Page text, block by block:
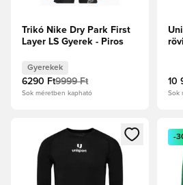
Trikó Nike Dry Park First
Layer LS Gyerek - Piros
Gyerekek
6290 Ft9999 Ft
Sok méretben kapható
10
Sok
Megnyit egy modált a
-